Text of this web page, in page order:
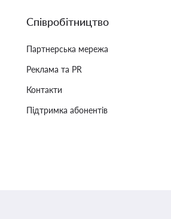
Співробітництво
Партнерська мережа
Реклама та PR
Контакти
Підтримка абонентів